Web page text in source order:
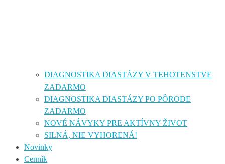
DIAGNOSTIKA DIASTÁZY V TEHOTENSTVE
ZADARMO
DIAGNOSTIKA DIASTÁZY PO PÔRODE
ZADARMO
NOVÉ NÁVYKY PRE AKTÍVNY ŽIVOT
SILNÁ, NIE VYHORENÁ!
Novinky
Cenník